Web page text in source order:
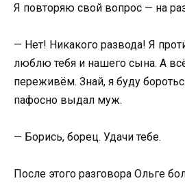
Я повторяю свой вопрос — на
— Нет! Никакого развода! Я
люблю тебя и нашего сына. А
переживём. Знай, я буду
пафосно выдал муж.
— Борись, борец. Удачи тебе.
После этого разговора Ольге